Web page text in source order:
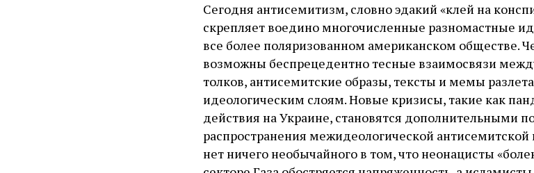
Сегодня антисемитизм, словно эдакий «клей на
скрепляет воедино многочисленные разномастные
все более поляризованном американском обществе.
возможны беспрецедентно тесные взаимосвязи
толков, антисемитские образы, тексты и мемы
идеологическим слоям. Новые кризисы, такие как
действия на Украине, становятся дополнительными
распространения межидеологической антисемитской
нет ничего необычайного в том, что неонацисты